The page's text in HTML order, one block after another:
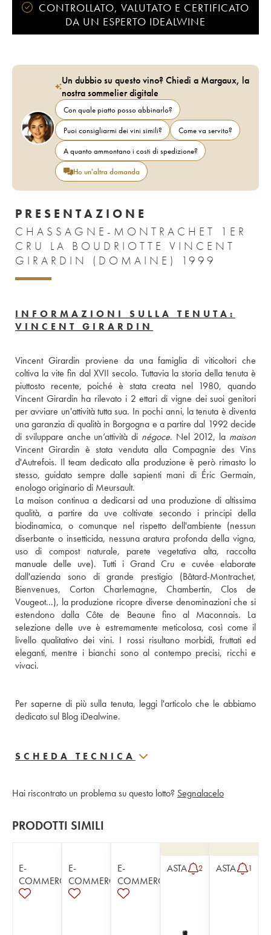
CONTROLLATO, VALUTATO E CERTIFICATO
DA UN ESPERTO IDEALWINE
Un dubbio su questo vino? Chiedi a Margaux, la
nostra sommelier digitale
Con quale piatto posso abbinarlo?
Puoi consigliarmi dei vini simili?
Come va servito?
A quanto ammontano i costi di spedizione?
Ho un'altra domanda
PRESENTAZIONE
CHASSAGNE-MONTRACHET 1ER
CRU LA BOUDRIOTTE VINCENT
GIRARDIN (DOMAINE) 1999
INFORMAZIONI SULLA TENUTA:
VINCENT GIRARDIN
Vincent Girardin proviene da una famiglia di viticoltori che
coltiva la vite fin dal XVII secolo. Tuttavia la storia della tenuta è
piuttosto recente, poiché è stata creata nel 1980, quando
Vincent Girardin ha rilevato i 2 ettari di vigne dei suoi genitori
per avviare un'attività tutta sua. In pochi anni, la tenuta è diventa
una garanzia di qualità in Borgogna e a partire dal 1992 decide
di sviluppare anche un’attività di négoce. Nel 2012, la maison
Vincent Girardin è stata venduta alla Compagnie des Vins
d'Autrefois. Il team dedicato alla produzione è però rimasto lo
stesso, guidato sempre dalle sapienti mani di Éric Germain,
enologo originario di Meursault.
La maison continua a dedicarsi ad una produzione di altissima
qualità, a partire da uve coltivate secondo i principi della
biodinamica, o comunque nel rispetto dell'ambiente (nessun
diserbante o insetticida, nessuna aratura profonda della vigna,
uso di compost naturale, parete vegetativa alta, raccolta
manuale delle uve). Tutti i Grand Cru e cuvée elaborate
dall'azienda sono di grande prestigio (Bâtard-Montrachet,
Bienvenues, Corton Charlemagne, Chambertin, Clos de
Vougeot...), la produzione ricopre diverse denominazioni che si
estendono dalla Côte de Beaune fino al Maconnais. La
selezione delle uve è estremamente meticolosa, così come il
livello qualitativo dei vini. I rossi risultano morbidi, fruttati ed
eleganti, mentre i bianchi sono al contempo precisi, ricchi e
vivaci.
Per saperne di più sulla tenuta, leggi l'articolo che le abbiamo
dedicato sul Blog iDealwine.
SCHEDA TECNICA
Hai riscontrato un problema su questo lotto? Segnalacelo
PRODOTTI SIMILI
E-
COMMERCE
E-
COMMERCE
E-
COMMERCE
ASTA 2 ASTA 1